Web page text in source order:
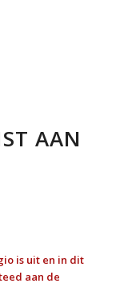
AAN
is uit en in dit
aan de